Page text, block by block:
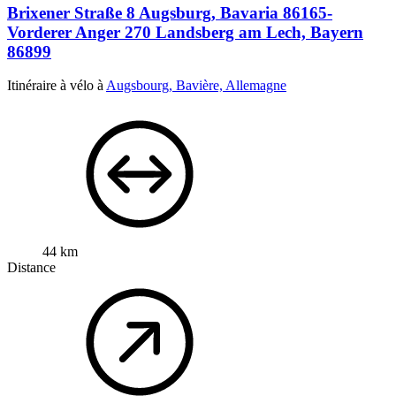
Brixener Straße 8 Augsburg, Bavaria 86165-
Vorderer Anger 270 Landsberg am Lech, Bayern
86899
Itinéraire à vélo à Augsbourg, Bavière, Allemagne
44 km
Distance